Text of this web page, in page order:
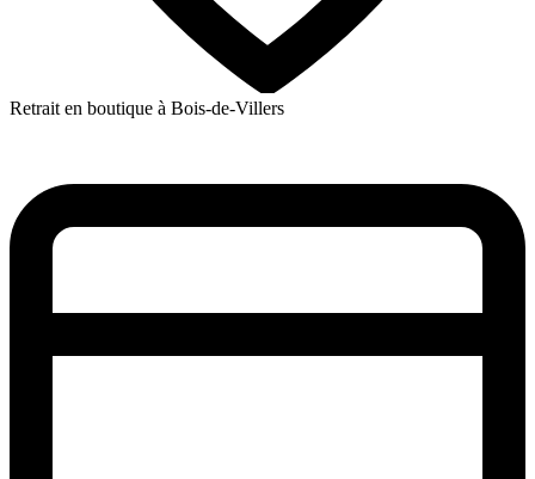
Retrait en boutique à Bois-de-Villers